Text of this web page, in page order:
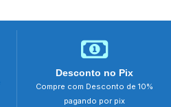
Desconto no Pix
Compre com Desconto de 10%
pagando por pix